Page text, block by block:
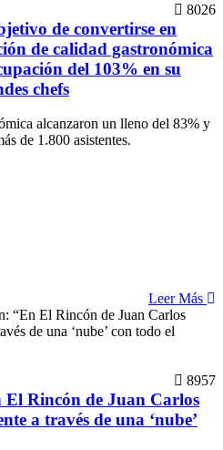
8026
de convertirse en
de calidad gastronómica
del 103% en su
chefs
alcanzaron un lleno del 83% y
de 1.800 asistentes.
Leer Más
8957
Rincón de Juan Carlos
a través de una ‘nube’